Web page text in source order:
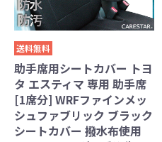
送料無料
助手席用シートカバー トヨ
タ エスティマ 専用 助手席
[1席分] WRFファインメッ
シュファブリック ブラック
シートカバー 撥水布使用